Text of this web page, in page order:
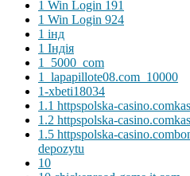
1 Win Login 191
1 Win Login 924
1 інд
1 Індія
1_5000_com
1_lapapillote08.com_10000
1-xbeti18034
1.1 httpspolska-
1.2 httpspolska-
1.5 httpspolska-
depozytu
10